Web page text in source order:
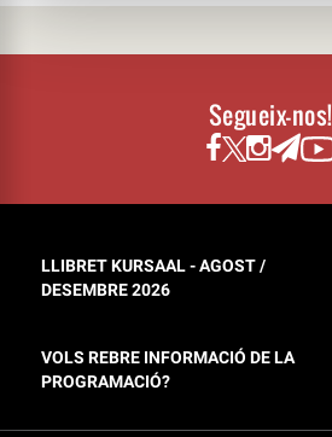
Segueix-nos!
LLIBRET KURSAAL - AGOST /
DESEMBRE 2026
VOLS REBRE INFORMACIÓ DE LA
PROGRAMACIÓ?